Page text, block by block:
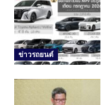
ข่าวรถยนต์